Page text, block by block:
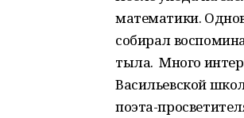
математики.
собирал
тыла. Много
Васильевской
поэта-